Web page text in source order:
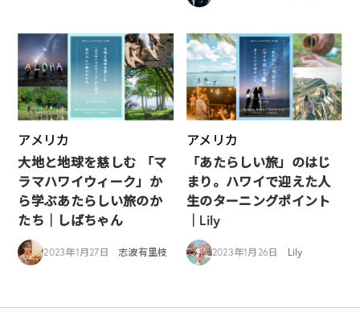
アメリカ
大地と地球を慈しむ 「マ
ラマハワイウィーク」か
ら学ぶあたらしい旅のか
たち｜しばちゃん
2023年1月27日 志波有里枝
アメリカ
「あたらしい旅」のはじ
まり。ハワイで迎えた人
生のターニングポイント
｜Lily
2023年1月26日 Lily